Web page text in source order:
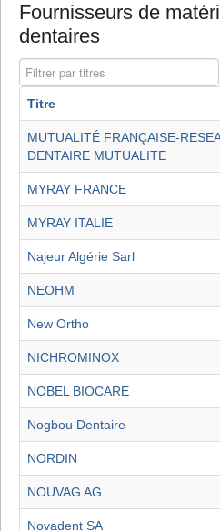
Fournisseurs de
dentaires
Filtrer par titres
Titre
MUTUALITÉ FRANÇAISE-
DENTAIRE MUTUALITE
MYRAY FRANCE
MYRAY ITALIE
Najeur Algérie Sarl
NEOHM
New Ortho
NICHROMINOX
NOBEL BIOCARE
Nogbou Dentaire
NORDIN
NOUVAG AG
Novadent SA